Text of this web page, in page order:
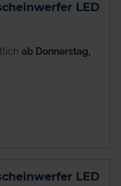
LED
ab Donnerstag,
LED